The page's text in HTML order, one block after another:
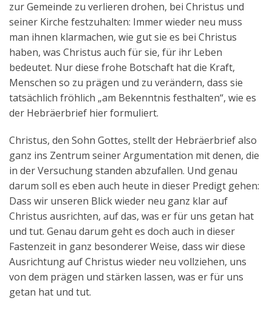
zur Gemeinde zu verlieren drohen, bei Christus und
seiner Kirche festzuhalten: Immer wieder neu muss
man ihnen klarmachen, wie gut sie es bei Christus
haben, was Christus auch für sie, für ihr Leben
bedeutet. Nur diese frohe Botschaft hat die Kraft,
Menschen so zu prägen und zu verändern, dass sie
tatsächlich fröhlich „am Bekenntnis festhalten“, wie es
der Hebräerbrief hier formuliert.
Christus, den Sohn Gottes, stellt der Hebräerbrief also
ganz ins Zentrum seiner Argumentation mit denen, die
in der Versuchung standen abzufallen. Und genau
darum soll es eben auch heute in dieser Predigt gehen:
Dass wir unseren Blick wieder neu ganz klar auf
Christus ausrichten, auf das, was er für uns getan hat
und tut. Genau darum geht es doch auch in dieser
Fastenzeit in ganz besonderer Weise, dass wir diese
Ausrichtung auf Christus wieder neu vollziehen, uns
von dem prägen und stärken lassen, was er für uns
getan hat und tut.